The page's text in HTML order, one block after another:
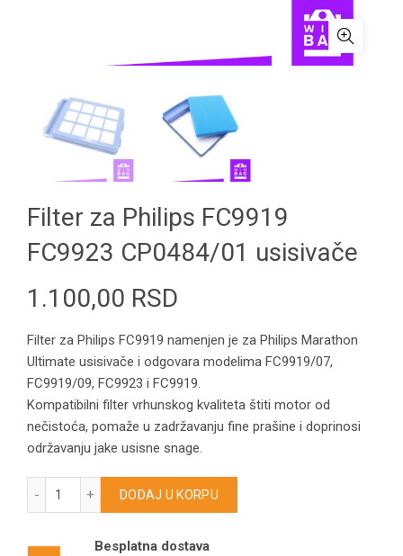
Filter za Philips FC9919
FC9923 CP0484/01 usisivače
1.100,00 RSD
Filter za Philips FC9919 namenjen je za Philips Marathon
Ultimate usisivače i odgovara modelima FC9919/07,
FC9919/09, FC9923 i FC9919.
Kompatibilni filter vrhunskog kvaliteta štiti motor od
nečistoća, pomaže u zadržavanju fine prašine i doprinosi
održavanju jake usisne snage.
Filter za Philips FC9919 FC9923 CP0484/01 usisivače
DODAJ U KORPU
Besplatna dostava